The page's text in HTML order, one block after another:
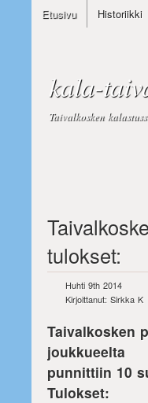
Etusivu Historiikki
kala-
Taivalkosken
tulokset:
Huhti 9th 2014
Kirjoittanut: Sirkka K
Taivalkosken
joukkueelta
punnittiin 10
Tulokset: